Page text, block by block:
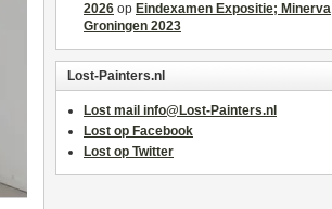
2026 op Eindexamen Expositie; Minerva
Groningen 2023
Lost-Painters.nl
Lost mail info@Lost-Painters.nl
Lost op Facebook
Lost op Twitter